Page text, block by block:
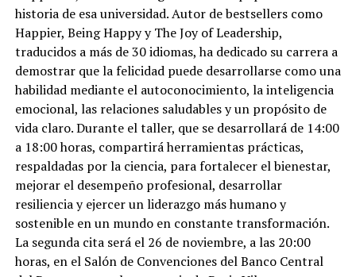
historia de esa universidad. Autor de bestsellers como
Happier, Being Happy y The Joy of Leadership,
traducidos a más de 30 idiomas, ha dedicado su carrera a
demostrar que la felicidad puede desarrollarse como una
habilidad mediante el autoconocimiento, la inteligencia
emocional, las relaciones saludables y un propósito de
vida claro. Durante el taller, que se desarrollará de 14:00
a 18:00 horas, compartirá herramientas prácticas,
respaldadas por la ciencia, para fortalecer el bienestar,
mejorar el desempeño profesional, desarrollar
resiliencia y ejercer un liderazgo más humano y
sostenible en un mundo en constante transformación.
La segunda cita será el 26 de noviembre, a las 20:00
horas, en el Salón de Convenciones del Banco Central